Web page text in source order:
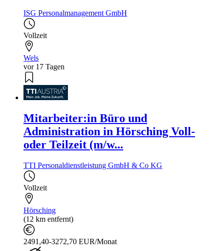
ISG Personalmanagement GmbH
Vollzeit
Wels
vor 17 Tagen
Mitarbeiter:in Büro und
Administration in Hörsching Voll-
oder Teilzeit (m/w...
TTI Personaldienstleistung GmbH & Co KG
Vollzeit
Hörsching
(12 km entfernt)
2491,40-3272,70 EUR/Monat